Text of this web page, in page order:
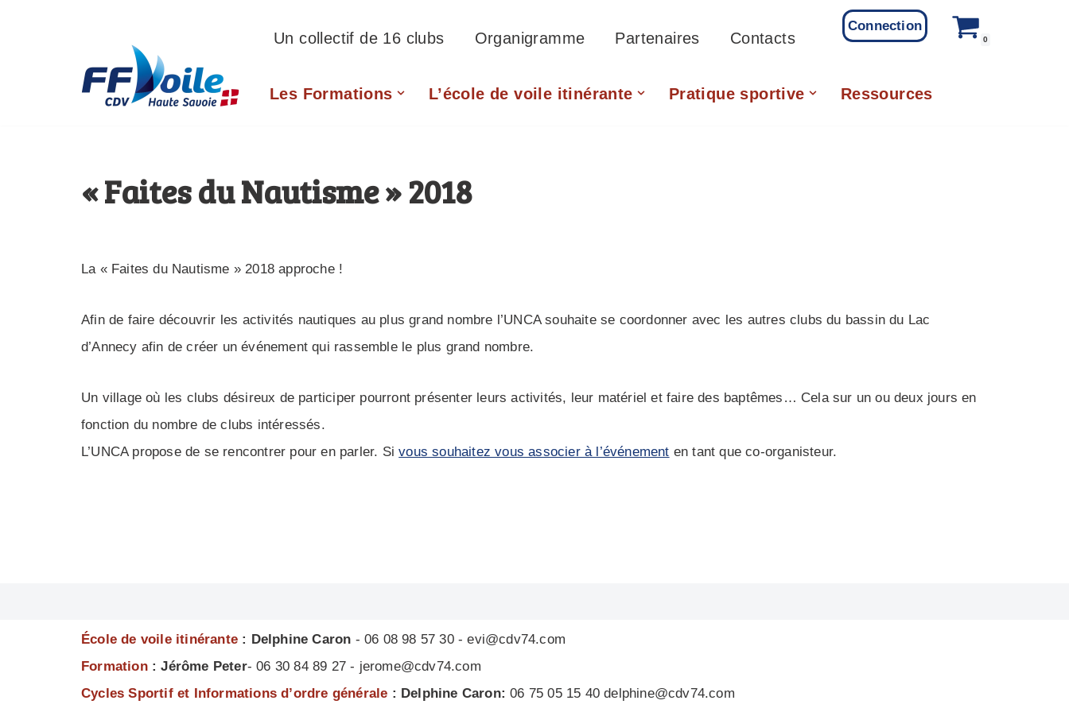
Un collectif de 16 clubs Organigramme Partenaires Contacts
Connection
0
Les Formations L’école de voile itinérante Pratique sportive Ressources
« Faites du Nautisme » 2018
La « Faites du Nautisme » 2018 approche !
Afin de faire découvrir les activités nautiques au plus grand nombre l’UNCA souhaite se coordonner avec les autres clubs du bassin du Lac
d’Annecy afin de créer un événement qui rassemble le plus grand nombre.
Un village où les clubs désireux de participer pourront présenter leurs activités, leur matériel et faire des baptêmes… Cela sur un ou deux jours en
fonction du nombre de clubs intéressés.
L’UNCA propose de se rencontrer pour en parler. Sivous souhaitez vous associer à l’événement en tant que co-organisteur.
École de voile itinérante : Delphine Caron - 06 08 98 57 30 - evi@cdv74.com
Formation : Jérôme Peter- 06 30 84 89 27 - jerome@cdv74.com
Cycles Sportif et Informations d’ordre générale : Delphine Caron: 06 75 05 15 40 delphine@cdv74.com